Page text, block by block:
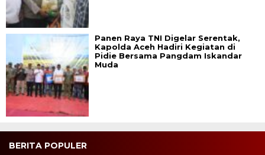
Panen Raya TNI Digelar Serentak,
Kapolda Aceh Hadiri Kegiatan di
Pidie Bersama Pangdam Iskandar
Muda
BERITA POPULER